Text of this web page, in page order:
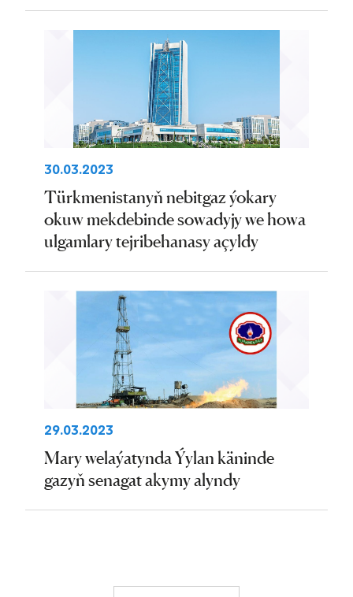
30.03.2023
Türkmenistanyň nebitgaz ýokary
okuw mekdebinde sowadyjy we howa
ulgamlary tejribehanasy açyldy
29.03.2023
Mary welaýatynda Ýylan käninde
gazyň senagat akymy alyndy